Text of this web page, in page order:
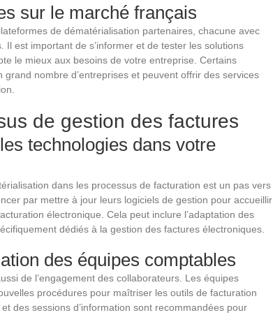
sur le marché français
de dématérialisation partenaires, chacune avec
est important de s’informer et de tester les solutions
le mieux aux besoins de votre entreprise. Certains
nombre d’entreprises et peuvent offrir des services
de gestion des factures
technologies dans votre
dans les processus de facturation est un pas vers
par mettre à jour leurs logiciels de gestion pour accueillir
électronique. Cela peut inclure l’adaptation des
dédiés à la gestion des factures électroniques.
des équipes comptables
de l’engagement des collaborateurs. Les équipes
procédures pour maîtriser les outils de facturation
des sessions d’information sont recommandées pour